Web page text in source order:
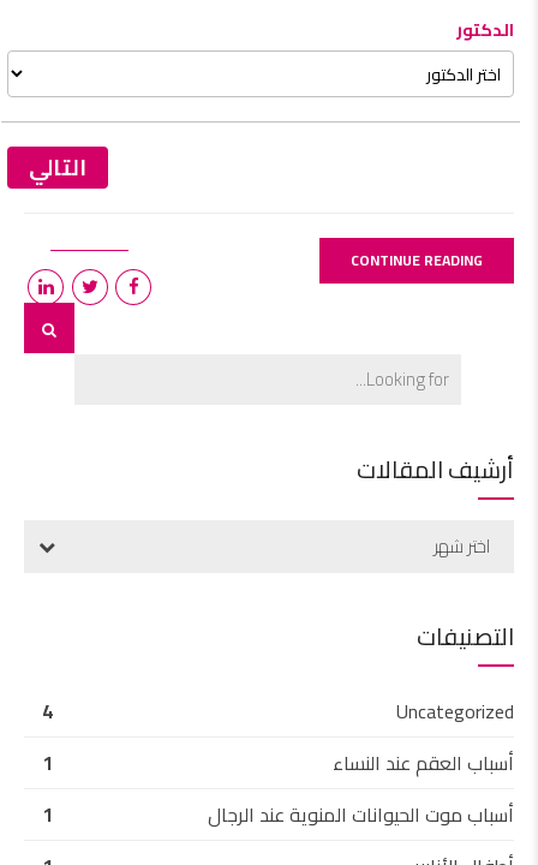
الدكتور
التالي
CONTINUE READING
أرشيف المقالات
اختر شهر
التصنيفات
Uncategorized
4
أسباب العقم عند النساء
1
أسباب موت الحيوانات المنوية عند الرجال
1